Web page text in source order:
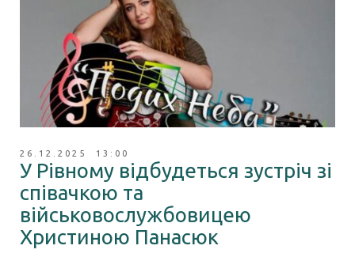
26.12.2025 13:00
У Рівному відбудеться зустріч зі
співачкою та
військовослужбовицею
Христиною Панасюк